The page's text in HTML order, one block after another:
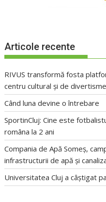
Articole recente
RIVUS transformă fosta
centru cultural și de
Când luna devine o întrebare
SportinCluj: Cine este
româna la 2 ani
Compania de Apă Someș,
infrastructurii de apă și
Universitatea Cluj a câștigat